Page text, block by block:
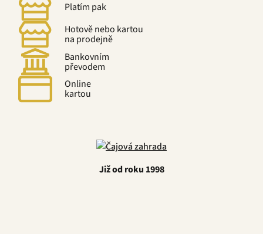
Platím pak
Hotově nebo kartou
na prodejně
Bankovním
převodem
Online
kartou
Již od roku 1998